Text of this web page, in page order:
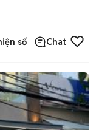
số Chat